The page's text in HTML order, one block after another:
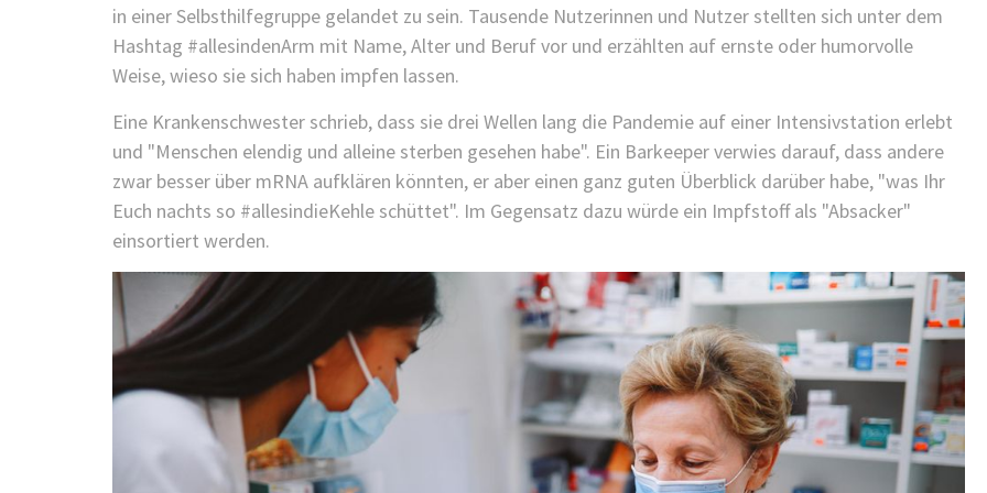
in einer Selbsthilfegruppe gelandet zu sein. Tausende Nutzerinnen und Nutzer stellten sich unter dem
Hashtag #allesindenArm mit Name, Alter und Beruf vor und erzählten auf ernste oder humorvolle
Weise, wieso sie sich haben impfen lassen.
Eine Krankenschwester schrieb, dass sie drei Wellen lang die Pandemie auf einer Intensivstation erlebt
und "Menschen elendig und alleine sterben gesehen habe". Ein Barkeeper verwies darauf, dass andere
zwar besser über mRNA aufklären könnten, er aber einen ganz guten Überblick darüber habe, "was Ihr
Euch nachts so #allesindieKehle schüttet". Im Gegensatz dazu würde ein Impfstoff als "Absacker"
einsortiert werden.
/ 25/11/2021